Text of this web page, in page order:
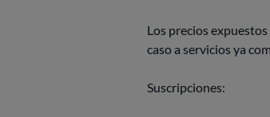
Los precios
caso a servicios ya
Suscripciones: